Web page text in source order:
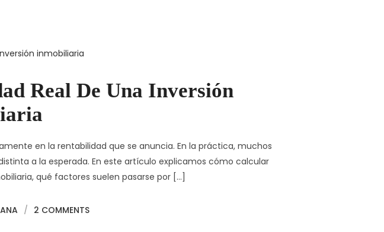
Real De Una Inversión
en la rentabilidad que se anuncia. En la práctica, muchos
a la esperada. En este artículo explicamos cómo calcular
qué factores suelen pasarse por […]
/ 2 COMMENTS